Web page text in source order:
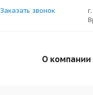
Заказать звонок
О компании